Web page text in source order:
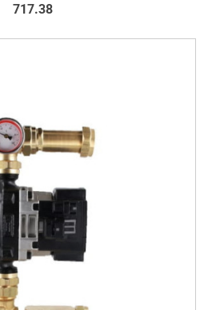
717.38